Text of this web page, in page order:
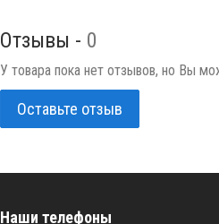
Отзывы - 0
У товара пока нет отзывов, но Вы
Оставьте отзыв
Наши телефоны